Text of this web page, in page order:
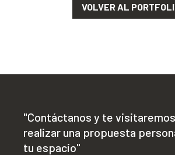
VOLVER AL
"Contáctanos y te
realizar una propuesta
tu espacio"